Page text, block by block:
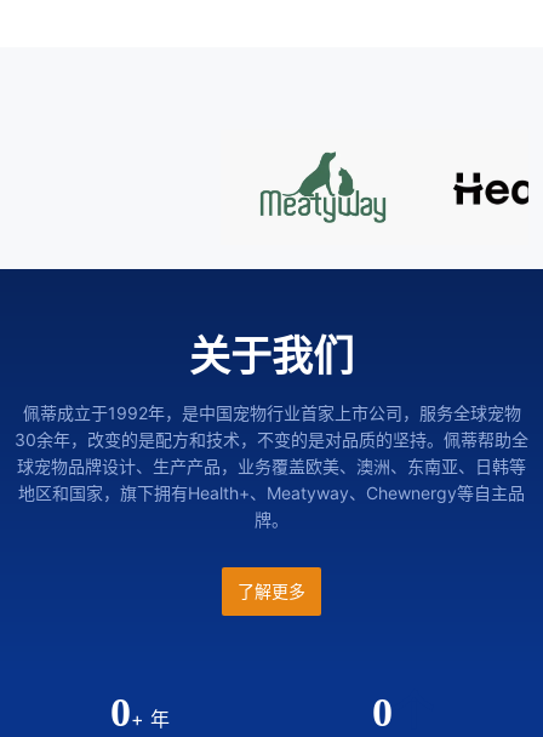
关于我们
佩蒂成立于1992年，是中国宠物行业首家上市公司，服务全球宠物
30余年，改变的是配方和技术，不变的是对品质的坚持。佩蒂帮助全
球宠物品牌设计、生产产品，业务覆盖欧美、澳洲、东南亚、日韩等
地区和国家，旗下拥有Health+、Meatyway、Chewnergy等自主品
牌。
了解更多
0+ 年 0